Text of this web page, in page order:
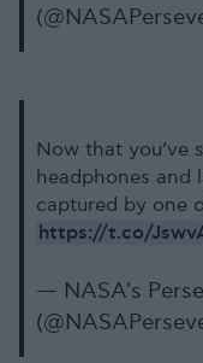
Now that you’ve
headphones and
captured by one
https://t.co/
— NASA's